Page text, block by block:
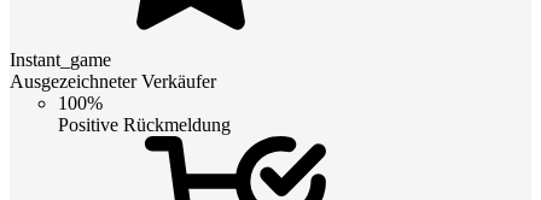
Instant_game
Ausgezeichneter Verkäufer
100%
Positive Rückmeldung